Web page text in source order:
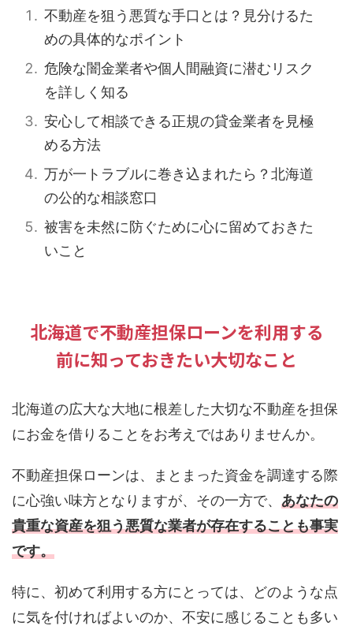
不動産を狙う悪質な手口とは？見分けるた
めの具体的なポイント
危険な闇金業者や個人間融資に潜むリスク
を詳しく知る
安心して相談できる正規の貸金業者を見極
める方法
万が一トラブルに巻き込まれたら？北海道
の公的な相談窓口
被害を未然に防ぐために心に留めておきた
いこと
北海道で不動産担保ローンを利用する
前に知っておきたい大切なこと
北海道の広大な大地に根差した大切な不動産を担保
にお金を借りることをお考えではありませんか。
不動産担保ローンは、まとまった資金を調達する際
に心強い味方となりますが、その一方で、 あなたの
貴重な資産を狙う悪質な業者が存在することも事実
です。
特に、初めて利用する方にとっては、どのような点
に気を付ければよいのか、不安に感じることも多い